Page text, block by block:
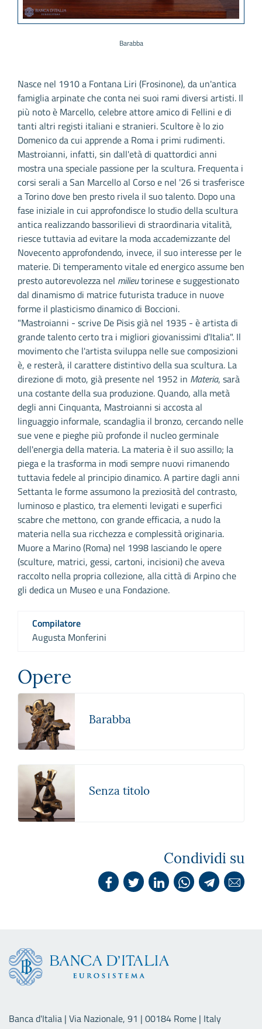
Barabba
Nasce nel 1910 a Fontana Liri (Frosinone), da un'antica
famiglia arpinate che conta nei suoi rami diversi artisti. Il
più noto è Marcello, celebre attore amico di Fellini e di
tanti altri registi italiani e stranieri. Scultore è lo zio
Domenico da cui apprende a Roma i primi rudimenti.
Mastroianni, infatti, sin dall'età di quattordici anni
mostra una speciale passione per la scultura. Frequenta i
corsi serali a San Marcello al Corso e nel '26 si trasferisce
a Torino dove ben presto rivela il suo talento. Dopo una
fase iniziale in cui approfondisce lo studio della scultura
antica realizzando bassorilievi di straordinaria vitalità,
riesce tuttavia ad evitare la moda accademizzante del
Novecento approfondendo, invece, il suo interesse per le
materie. Di temperamento vitale ed energico assume ben
presto autorevolezza nel milieutorinese e suggestionato
dal dinamismo di matrice futurista traduce in nuove
forme il plasticismo dinamico di Boccioni.
"Mastroianni - scrive De Pisis già nel 1935 - è artista di
grande talento certo tra i migliori giovanissimi d'Italia". Il
movimento che l'artista sviluppa nelle sue composizioni
è, e resterà, il carattere distintivo della sua scultura. La
direzione di moto, già presente nel 1952 in Materia, sarà
una costante della sua produzione. Quando, alla metà
degli anni Cinquanta, Mastroianni si accosta al
linguaggio informale, scandaglia il bronzo, cercando nelle
sue vene e pieghe più profonde il nucleo germinale
dell'energia della materia. La materia è il suo assillo; la
piega e la trasforma in modi sempre nuovi rimanendo
tuttavia fedele al principio dinamico. A partire dagli anni
Settanta le forme assumono la preziosità del contrasto,
luminoso e plastico, tra elementi levigati e superfici
scabre che mettono, con grande efficacia, a nudo la
materia nella sua ricchezza e complessità originaria.
Muore a Marino (Roma) nel 1998 lasciando le opere
(sculture, matrici, gessi, cartoni, incisioni) che aveva
raccolto nella propria collezione, alla città di Arpino che
gli dedica un Museo e una Fondazione.
Compilatore
Augusta Monferini
Opere
Barabba
Senza titolo
Condividi su
Banca d'Italia | Via Nazionale, 91 | 00184 Rome | Italy